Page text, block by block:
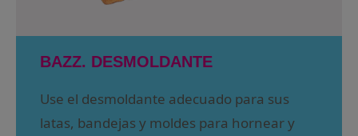
BAZZ. DESMOLDANTE
Use el desmoldante adecuado para sus
latas, bandejas y moldes para hornear y